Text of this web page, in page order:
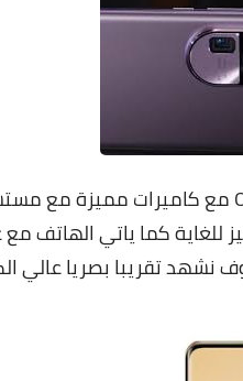
يعني اننا سوف نشهد تقريبا